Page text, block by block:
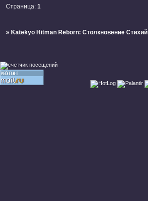
Страница:1
»Katekyo Hitman Reborn: Столкновение Стихий